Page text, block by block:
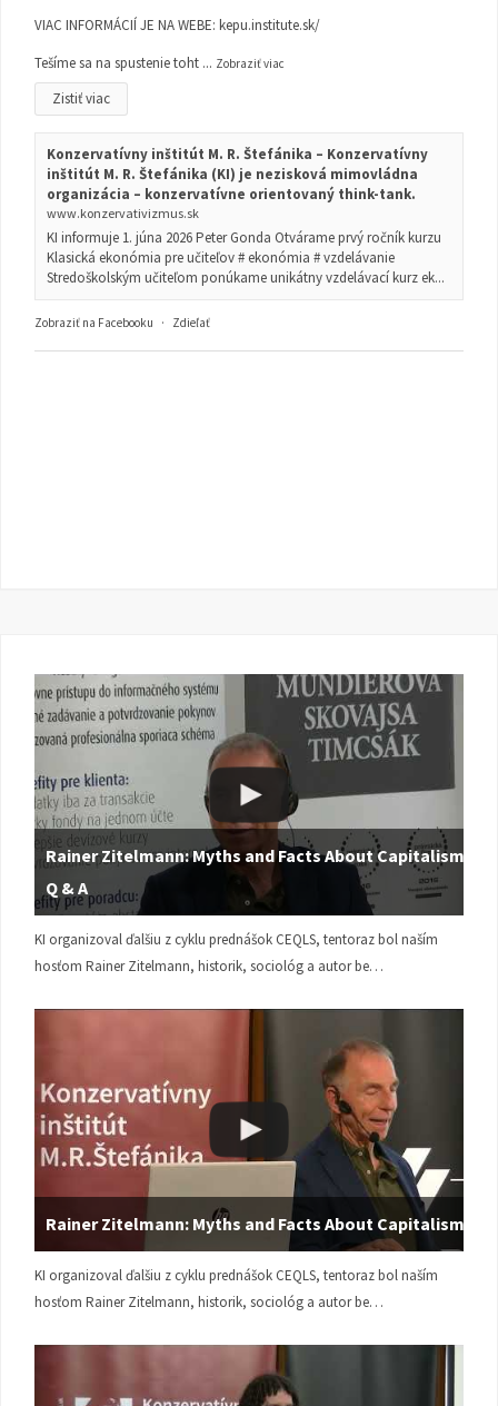
VIAC INFORMÁCIÍ JE NA WEBE: kepu.institute.sk/
Tešíme sa na spustenie toht ... Zobraziť viac
Zistiť viac
Konzervatívny inštitút M. R. Štefánika – Konzervatívny
inštitút M. R. Štefánika (KI) je nezisková mimovládna
organizácia – konzervatívne orientovaný think-tank.
www.konzervativizmus.sk
KI informuje 1. júna 2026 Peter Gonda Otvárame prvý ročník kurzu
Klasická ekonómia pre učiteľov # ekonómia # vzdelávanie
Stredoškolským učiteľom ponúkame unikátny vzdelávací kurz ek...
Zobraziť na Facebooku · Zdieľať
Rainer Zitelmann: Myths and Facts About Capitalism |
Q & A
KI organizoval ďalšiu z cyklu prednášok CEQLS, tentoraz bol naším
hosťom Rainer Zitelmann, historik, sociológ a autor be…
Rainer Zitelmann: Myths and Facts About Capitalism
KI organizoval ďalšiu z cyklu prednášok CEQLS, tentoraz bol naším
hosťom Rainer Zitelmann, historik, sociológ a autor be…